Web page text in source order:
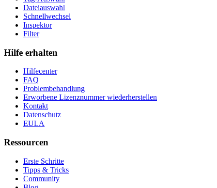
Dateiauswahl
Schnellwechsel
Inspektor
Filter
Hilfe erhalten
Hilfecenter
FAQ
Problembehandlung
Erworbene Lizenznummer wiederherstellen
Kontakt
Datenschutz
EULA
Ressourcen
Erste Schritte
Tipps & Tricks
Community